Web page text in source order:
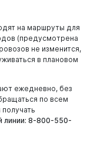
на маршруты для
(предусмотрена
не изменится,
в плановом
ежедневно, без
по всем
линии: 8-800-550-